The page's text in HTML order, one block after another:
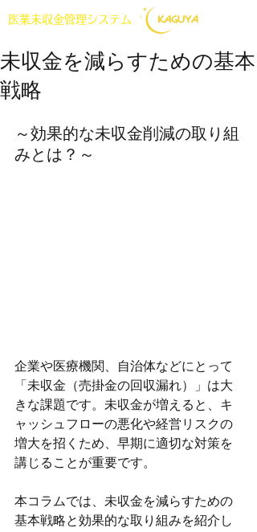
医業未収金管理システム
未収金を減らすための基本
戦略
～効果的な未収金削減の取り組
みとは？～
企業や医療機関、自治体などにとって
「未収金（売掛金の回収漏れ）」は大
きな課題です。未収金が増えると、キ
ャッシュフローの悪化や経営リスクの
増大を招くため、早期に適切な対策を
講じることが重要です。
本コラムでは、未収金を減らすための
基本戦略と効果的な取り組みを紹介し